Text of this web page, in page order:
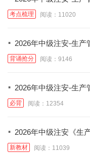
考点梳理 阅读：11020
· 2026年中级注安-生产
背诵抢分 阅读：9146
· 2026年中级注安-生产
必背 阅读：12354
· 2026年中级注安《生
新教材 阅读：11039